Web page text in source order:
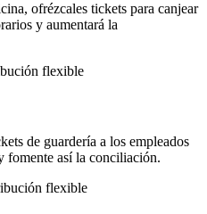
ofrézcales tickets para canjear
y aumentará la
de guardería a los empleados
fomente así la conciliación.